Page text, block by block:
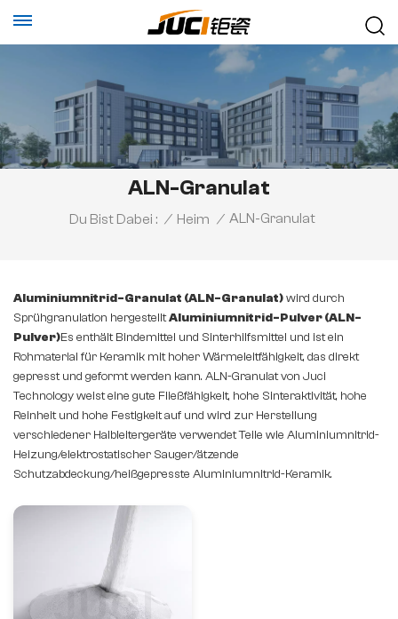
ALN-Granulat
Du Bist Dabei : / Heim / ALN-Granulat
Aluminiumnitrid-Granulat (ALN-Granulat)wird durch
Sprühgranulation hergestelltAluminiumnitrid-Pulver (ALN-
Pulver)Es enthält Bindemittel und Sinterhilfsmittel und ist ein
Rohmaterial für Keramik mit hoher Wärmeleitfähigkeit, das direkt
gepresst und geformt werden kann. ALN-Granulat von Juci
Technology weist eine gute Fließfähigkeit, hohe Sinteraktivität, hohe
Reinheit und hohe Festigkeit auf und wird zur Herstellung
verschiedener Halbleitergeräte verwendet Teile wie Aluminiumnitrid-
Heizung/elektrostatischer Sauger/ätzende
Schutzabdeckung/heißgepresste Aluminiumnitrid-Keramik.